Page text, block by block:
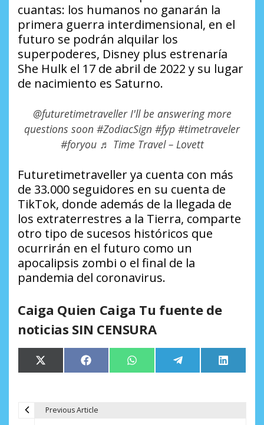
cuantas: los humanos no ganarán la
primera guerra interdimensional, en el
futuro se podrán alquilar los
superpoderes, Disney plus estrenaría
She Hulk el 17 de abril de 2022 y su lugar
de nacimiento es Saturno.
@futuretimetravellerI'll be answering more
questions soon #ZodiacSign #fyp #timetraveler
#foryou ♬ Time Travel – Lovett
Futuretimetraveller ya cuenta con más
de 33.000 seguidores en su cuenta de
TikTok, donde además de la llegada de
los extraterrestres a la Tierra, comparte
otro tipo de sucesos históricos que
ocurrirán en el futuro como un
apocalipsis zombi o el final de la
pandemia del coronavirus.
Caiga Quien Caiga Tu fuente de
noticias SIN CENSURA
Compartir
en
X
(Twitter)
Compartir
en
Facebook Compartir
en
WhatsApp Compartir
en
Telegram
en
LinkedIn
Previous Article